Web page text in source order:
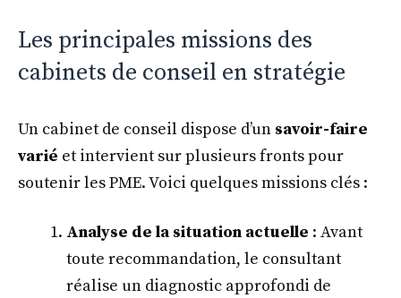
Les principales missions des
cabinets de conseil en stratégie
Un cabinet de conseil dispose d’un savoir-faire
varié et intervient sur plusieurs fronts pour
soutenir les PME. Voici quelques missions clés :
Analyse de la situation actuelle : Avant
toute recommandation, le consultant
réalise un diagnostic approfondi de